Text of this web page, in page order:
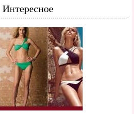
Интересное